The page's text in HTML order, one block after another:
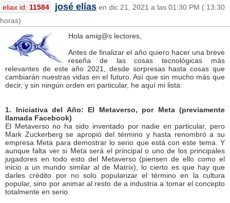
eliax id: 11584 josé elías en dic 21, 2021 a las 01:30 PM ( 13:30
horas)
Hola amig@s lectores,
Antes de finalizar el año quiero hacer una breve
reseña de las cosas tecnológicas más
relevantes de este año 2021, desde sorpresas hasta cosas que
cambiarán nuestras vidas en el futuro. Así que sin mucho más que
decir, y sin ningún orden en particular, he aquí mi lista:
1. Iniciativa del Año: El Metaverso, por Meta (previamente
llamada Facebook)
El Metaverso no ha sido inventado por nadie en particular, pero
Mark Zuckerberg se apropió del término y hasta renombró a su
empresa Meta para demostrar lo serio que está con este tema. Y
aunque falta ver si Meta será el principal o uno de los principales
jugadores en todo esto del Metaverso (piensen de ello como el
inicio a un mundo similar al de Matrix), lo cierto es que hay que
darles crédito por no solo popularizar el término en la cultura
popular, sino por animar al resto de a industria a tomar el concepto
totalmente en serio.